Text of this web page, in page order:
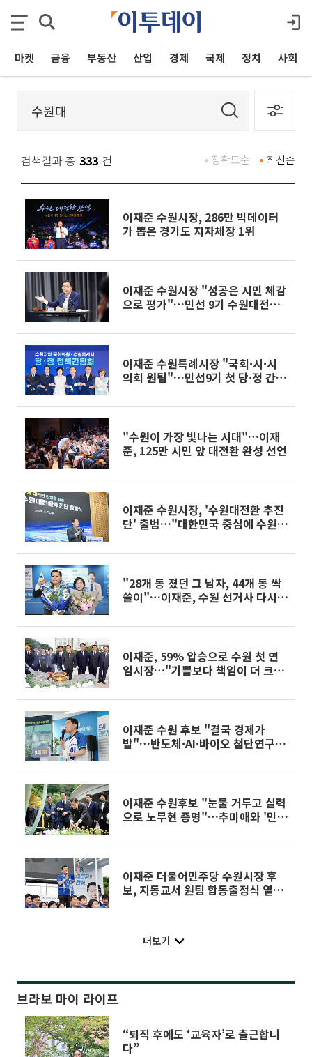
마켓 금융 부동산 산업 경제 국제 정치 사회
검색결과 총 333 건 최신순
정확도순
이재준 수원시장, 286만 빅데이터
가 뽑은 경기도 지자체장 1위
이재준 수원시장 "성공은 시민 체감
으로 평가"…민선 9기 수원대전환
이재준 수원특례시장 "국회·시·시
의회 원팀"…민선9기 첫 당·정 간
"수원이 가장 빛나는 시대"…이재
준, 125만 시민 앞 대전환 완성 선언
이재준 수원시장, '수원대전환 추진
단' 출범…"대한민국 중심에 수원
"28개 동 졌던 그 남자, 44개 동 싹
쓸이"…이재준, 수원 선거사 다시
이재준, 59% 압승으로 수원 첫 연
임시장…"기쁨보다 책임이 더 크
이재준 수원 후보 "결국 경제가
밥"…반도체·AI·바이오 첨단연구도
이재준 수원후보 "눈물 거두고 실력
으로 노무현 증명"…추미애와 '민생
이재준 더불어민주당 수원시장 후
보, 지동교서 원팀 합동출정식 열고
더보기
브라보 마이 라이프
“퇴직 후에도 ‘교육자’로 출근합니
다”